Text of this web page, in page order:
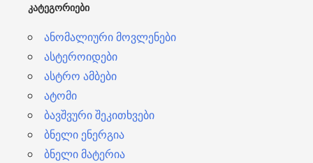
ᲙᲐᲢᲔᲒᲝᲠᲘᲔᲑᲘ
ანომალიური მოვლენები
ასტეროიდები
ასტრო ამბები
ატომი
ბავშვური შეკითხვები
ბნელი ენერგია
ბნელი მატერია